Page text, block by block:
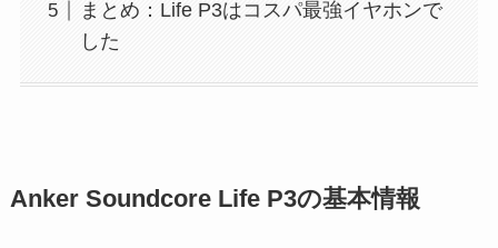
まとめ：Life P3はコスパ最強イヤホンで
した
Anker Soundcore Life P3の基本情報